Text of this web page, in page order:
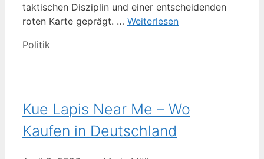
taktischen Disziplin und einer entscheidenden
roten Karte geprägt. … Weiterlesen
Kategorien
Politik
Kue Lapis Near Me – Wo
Kaufen in Deutschland